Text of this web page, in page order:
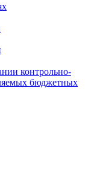
контрольно-
бюджетных